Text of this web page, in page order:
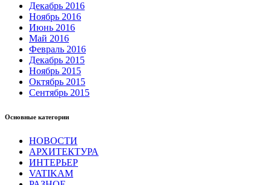
Декабрь 2016
Ноябрь 2016
Июнь 2016
Май 2016
Февраль 2016
Декабрь 2015
Ноябрь 2015
Октябрь 2015
Сентябрь 2015
Основные категории
НОВОСТИ
АРХИТЕКТУРА
ИНТЕРЬЕР
VATIKAM